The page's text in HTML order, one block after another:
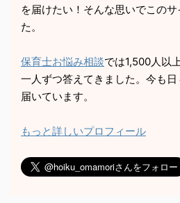
を届けたい！そんな思いでこの
た。
保育士お悩み相談では1,500人以
一人ずつ答えてきました。今も
届いています。
もっと詳しいプロフィール